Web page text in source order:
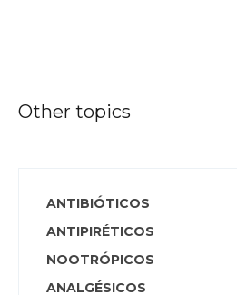
Other topics
ANTIBIÓTICOS
ANTIPIRÉTICOS
NOOTRÓPICOS
ANALGÉSICOS